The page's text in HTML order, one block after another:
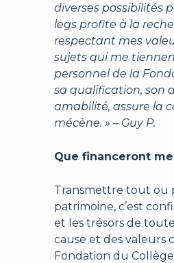
diverses possibilités
legs profite à la
respectant mes
sujets qui me
personnel de la
sa qualification, son
amabilité, assure la
mécène. » – Guy P.
Que financeront
Transmettre tout ou
patrimoine, c’est
et les trésors de
cause et des valeurs
Fondation du